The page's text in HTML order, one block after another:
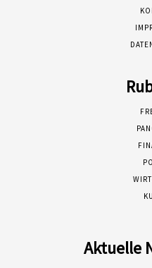
Aktuelle